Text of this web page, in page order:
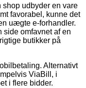
udbyder en vare
favorabel, kunne det
uægte e-forhandler.
side omfavnet af en
butikker på
Alternativt
ViaBill, i
i flere bidder.